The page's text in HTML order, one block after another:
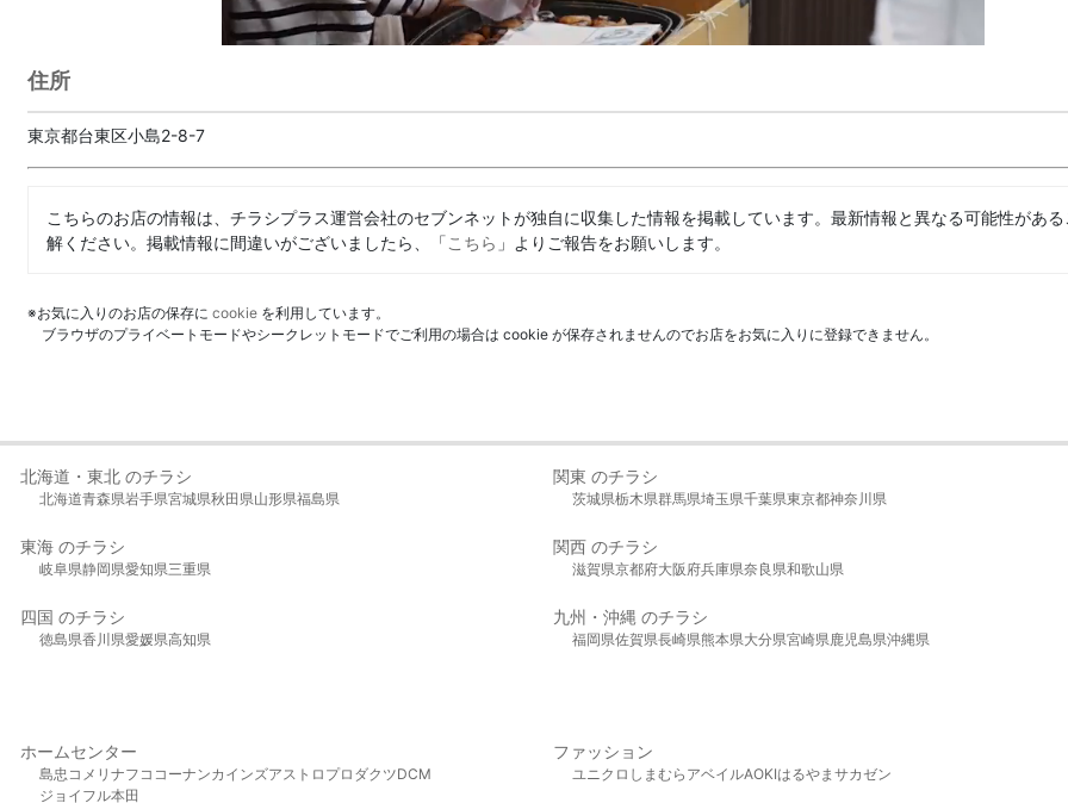
住所
東京都台東区小島2-8-7
こちらのお店の情報は、チラシプラス運営会社のセブンネットが独自に収集した情報を掲載しています。最新情報と異なる可能性があ
解ください。掲載情報に間違いがございましたら、「こちら 」よりご報告をお願いします。
※お気に入りのお店の保存に cookie を利用しています。
ブラウザのプライベートモードやシークレットモードでご利用の場合は cookie が保存されませんのでお店をお気に入りに登録できません。
北海道・東北 のチラシ
北海道青森県岩手県宮城県秋田県山形県福島県
関東 のチラシ
茨城県栃木県群馬県埼玉県千葉県東京都神奈川県
東海 のチラシ
岐阜県静岡県愛知県三重県
関西 のチラシ
滋賀県京都府大阪府兵庫県奈良県和歌山県
四国 のチラシ
徳島県香川県愛媛県高知県
九州・沖縄 のチラシ
福岡県佐賀県長崎県熊本県大分県宮崎県鹿児島県沖縄県
ホームセンター
島忠 コメリ ナフコ コーナンカインズアストロプロダクツDCM
ジョイフル本田
ファッション
ユニクロ しまむら アベイルAOKIはるやま サカゼン